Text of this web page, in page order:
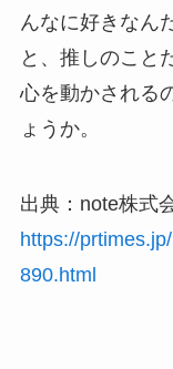
んなに好きなん
と、推しのこと
心を動かされる
ょうか。
出典：note株式
https://
890.html